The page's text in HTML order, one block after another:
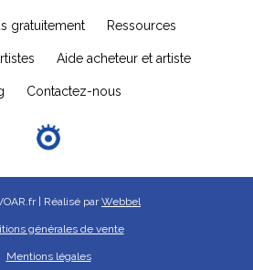
gratuitement Ressources
Aide acheteur et artiste
Contactez-nous
| Réalisé parWebbel
générales de vente
Mentions légales